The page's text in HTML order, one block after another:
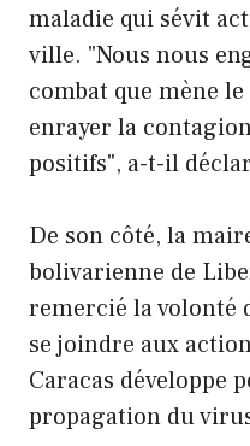
maladie qui sévit
ville. "Nous nous
combat que mène
enrayer la
positifs", a-t-il
De son côté, la
bolivarienne de
remercié la volonté
se joindre aux
Caracas développe
propagation du